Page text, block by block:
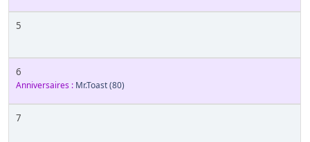
5
6
Anniversaires : Mr.Toast(80)
7